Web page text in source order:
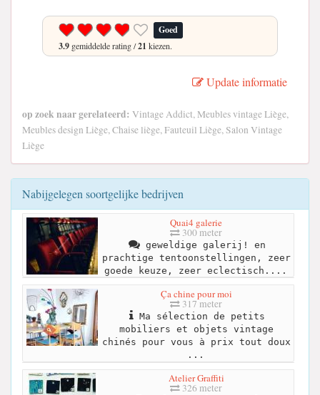
Goed
3.9 gemiddelde rating /21 kiezen.
Update informatie
op zoek naar gerelateerd: Vintage Addict, Meubles vintage Liège,
Meubles design Liège, Chaise liège, Fauteuil Liège, Salon Vintage
Liège
Nabijgelegen soortgelijke bedrijven
Quai4 galerie
300 meter
geweldige galerij! en
prachtige tentoonstellingen, zeer
goede keuze, zeer eclectisch....
Ça chine pour moi
317 meter
Ma sélection de petits
mobiliers et objets vintage
chinés pour vous à prix tout doux
...
Atelier Graffiti
326 meter